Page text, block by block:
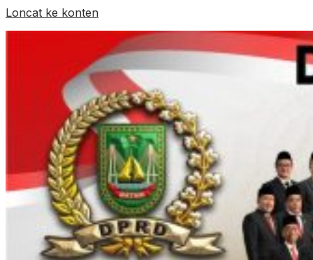
Loncat ke konten